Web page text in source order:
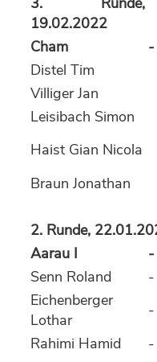
19.02.2022
Cham
-
Distel Tim
Villiger Jan
Leisibach Simon
Haist Gian Nicola
Braun Jonathan
2. Runde,
Aarau I
-
Senn Roland
-
Eichenberger
Lothar
-
Rahimi Hamid
-